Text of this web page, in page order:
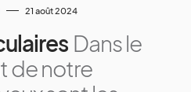
21 août 2024
Dans le
de notre